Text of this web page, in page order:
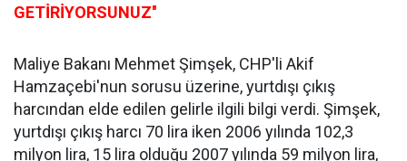
GETİRİYORSUNUZ''
Maliye Bakanı Mehmet Şimşek, CHP'li Akif
Hamzaçebi'nun sorusu üzerine, yurtdışı çıkış
harcından elde edilen gelirle ilgili bilgi verdi. Şimşek,
yurtdışı çıkış harcı 70 lira iken 2006 yılında 102,3
milyon lira, 15 lira olduğu 2007 yılında 59 milyon lira,